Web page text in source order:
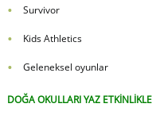
Survivor
Kids Athletics
Geleneksel oyunlar
DOĞA OKULLARI YAZ